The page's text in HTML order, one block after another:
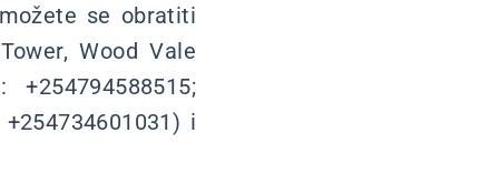
se obratiti
Wood Vale
i